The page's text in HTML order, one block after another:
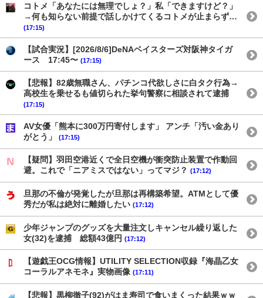
コトメ「あなたには無理でしょ？」私「できますけど？」
→何も知らない前提で話しかけてくるコトメが止まらず…
(17:15)
【試合実況】[2026/8/6]DeNAベイスターズ対阪神タイガ
ース 17:45〜 (17:15)
【悲報】82歳無職さん、パチンコ代欲しさに白タク行為→
高校生を乗せるも値切られた挙句警察に相談されて逮捕
(17:15)
AV女優「熊本に300万円寄付します」 アンチ「汚い金あり
がとう」
(17:15)
【疑問】羽田空港近くで全日空機が衝突防止装置で作動回
避。これで「ニアミスではない」ってマジ？ (17:12)
旦那の不倫が発覚したが旦那は再構築希望。ATMとして優
秀だが私は絶対に離婚したい (17:12)
少年ジャンプのグッズを大量注文しキャンセル繰り返した
女(32)を逮捕 総額43億円 (17:12)
【遊戯王OCG情報】UTILITY SELECTION収録『海晶乙女
コーラルアネモネ』実物画像 (17:11)
【悲報】黒柳徹子(92)がはま寿司で食いまくった結果ｗｗ